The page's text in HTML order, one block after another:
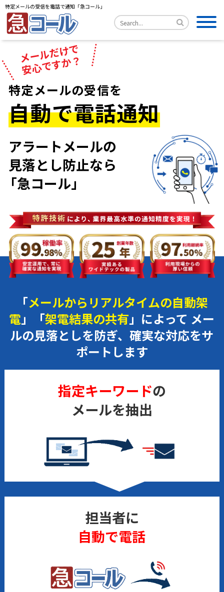
特定メールの受信を電話で通知「急コール」
メールだけで
安心ですか？
特定メールの受信を
自動で電話通知
アラートメールの
見落とし防止なら
「急コール」
「メールからリアルタイムの自動架
電」「架電結果の共有 」によって メー
ルの見落としを防ぎ、確実な対応をサ
ポートします
指定キーワードの
メールを抽出
担当者に
自動で電話